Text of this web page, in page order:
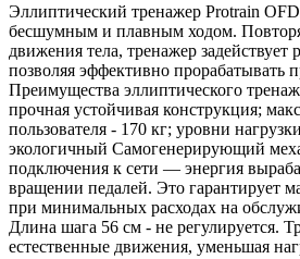
Эллиптический тренажер Protrain
бесшумным и плавным ходом.
движения тела, тренажер
позволяя эффективно прорабатывать
Преимущества эллиптического
прочная устойчивая конструкция;
пользователя - 170 кг; уровни
экологичный Самогенерирующий
подключения к сети — энергия
вращении педалей. Это гарантирует
при минимальных расходах на
Длина шага 56 см - не регулируется.
естественные движения, уменьшая